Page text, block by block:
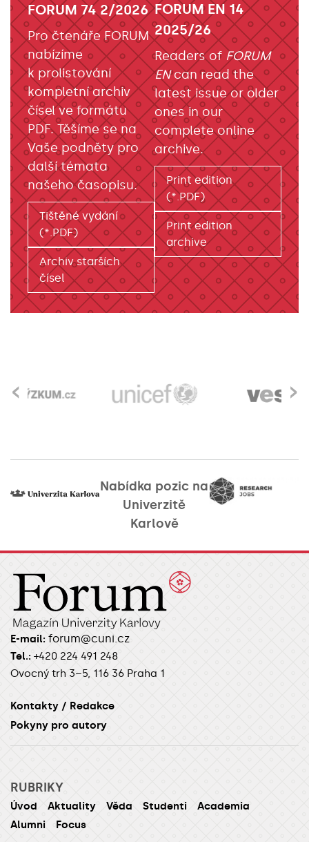
FORUM 74 2/2026
Pro čtenáře FORUM
nabízíme
k prolistování
kompletní archiv
čísel ve formátu
PDF. Těšíme se na
Vaše podněty pro
další témata
našeho časopisu.
Tištěné vydání
(*.PDF)
Archiv starších
čísel
FORUM EN 14
2025/26
Readers of FORUM
ENcan read the
latest issue or older
ones in our
complete online
archive.
Print edition
(*.PDF)
Print edition
archive
›
‹
Nabídka pozic na
Univerzitě
Karlově
E-mail: forum@cuni.cz
Tel.: +420 224 491 248
Ovocný trh 3–5, 116 36 Praha 1
Kontakty / Redakce
Pokyny pro autory
RUBRIKY
Úvod Aktuality Věda Studenti
Academia
Alumni
Focus